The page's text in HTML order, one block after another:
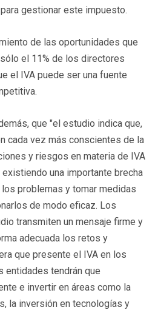
gestionar este impuesto.
de las oportunidades que
el 11% de los directores
el IVA puede ser una fuente
que "el estudio indica que,
cada vez más conscientes de la
y riesgos en materia de IVA
una importante brecha
problemas y tomar medidas
de modo eficaz. Los
transmiten un mensaje firme y
adecuada los retos y
que presente el IVA en los
entidades tendrán que
e invertir en áreas como la
la inversión en tecnologías y